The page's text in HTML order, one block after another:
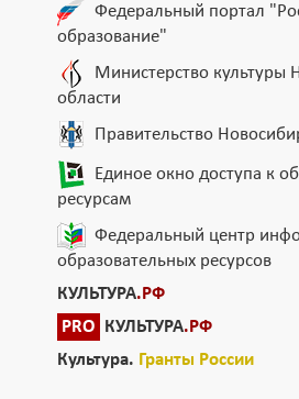
Федеральный портал
образование"
Министерство культуры
области
Правительство
Единое окно доступа к
ресурсам
Федеральный центр
образовательных ресурсов
КУЛЬТУРА.РФ
PRO
КУЛЬТУРА.РФ
Культура. Гранты России